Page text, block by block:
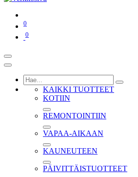
0
0
KAIKKI TUOTTEET
KOTIIN
REMONTOINTIIN
VAPAA-AIKAAN
KAUNEUTEEN
PÄIVITTÄISTUOTTEET